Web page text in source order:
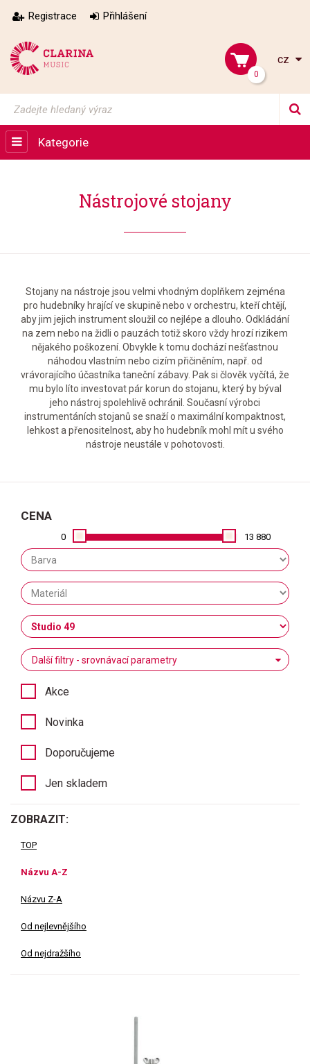
Registrace Přihlášení
0
cz
Kategorie
Nástrojové stojany
Stojany na nástroje jsou velmi vhodným doplňkem zejména
pro hudebníky hrající ve skupině nebo v orchestru, kteří chtějí,
aby jim jejich instrument sloužil co nejlépe a dlouho. Odkládání
na zem nebo na židli o pauzách totiž skoro vždy hrozí rizikem
nějakého poškození. Obvykle k tomu dochází nešťastnou
náhodou vlastním nebo cizím přičiněním, např. od
vrávorajícího účastníka taneční zábavy. Pak si člověk vyčítá, že
mu bylo líto investovat pár korun do stojanu, který by býval
jeho nástroj spolehlivě ochránil. Současní výrobci
instrumentáních stojanů se snaží o maximální kompaktnost,
lehkost a přenositelnost, aby ho hudebník mohl mít u svého
nástroje neustále v pohotovosti.
CENA
0 13 880
Další filtry - srovnávací parametry
Akce
Novinka
Doporučujeme
Jen skladem
ZOBRAZIT:
TOP
Názvu A-Z
Názvu Z-A
Od nejlevnějšího
Od nejdražšího